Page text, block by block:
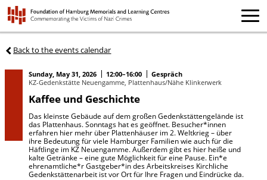
Back to the events calendar
Sunday, May 31, 2026 12:00–16:00
Gespräch
KZ-Gedenkstätte Neuengamme, Plattenhaus/Nähe Klinkerwerk
Kaffee und Geschichte
Das kleinste Gebäude auf dem großen Gedenkstättengelände ist
das Plattenhaus. Sonntags hat es geöffnet. Besucher*innen
erfahren hier mehr über Plattenhäuser im 2. Weltkrieg – über
ihre Bedeutung für viele Hamburger Familien wie auch für die
Häftlinge im KZ Neuengamme. Außerdem gibt es hier heiße und
kalte Getränke – eine gute Möglichkeit für eine Pause. Ein*e
ehrenamtliche*r Gastgeber*in des Arbeitskreises Kirchliche
Gedenkstättenarbeit ist vor Ort für Ihre Fragen und Eindrücke da.